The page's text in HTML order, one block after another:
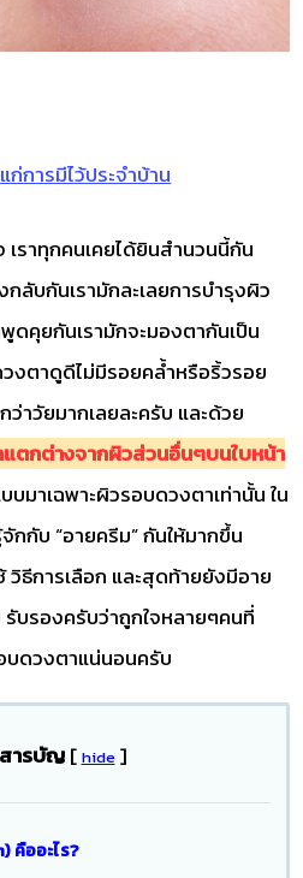
การมีไว้ประจำบ้าน
ราทุกคนเคยได้ยินสำนวนนี้กัน
ลับกันเรามักละเลยการบำรุงผิว
ดคุยกันเรามักจะมองตากันเป็น
งตาดูดีไม่มีรอยคล้ำหรือริ้วรอย
ว่าวัยมากเลยละครับ และด้วย
ตกต่างจากผิวส่วนอื่นๆบนใบหน้า
มาเฉพาะผิวรอบดวงตาเท่านั้น ใน
กกับ “อายครีม” กันให้มากขึ้น
ธีการเลือก และสุดท้ายยังมีอาย
บรองครับว่าถูกใจหลายๆคนที่
ดวงตาแน่นอนครับ
สารบัญ [ hide ]
คืออะไร?